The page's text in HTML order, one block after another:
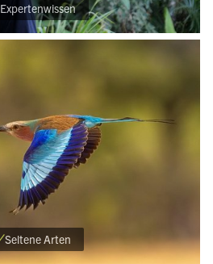
Expertenwissen
Seltene Arten